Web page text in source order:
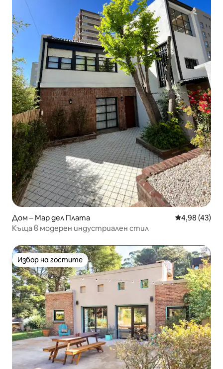
Дом – Мар дел Плата Средна
4,98 (43)
Къща в модерен индустриален стил
Избор на гостите
Избор на гостите